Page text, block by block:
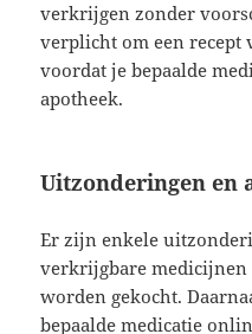
verkrijgen zonder
verplicht om een recept
voordat je bepaalde
apotheek.
Uitzonderingen en
Er zijn enkele
verkrijgbare
worden gekocht.
bepaalde medicatie